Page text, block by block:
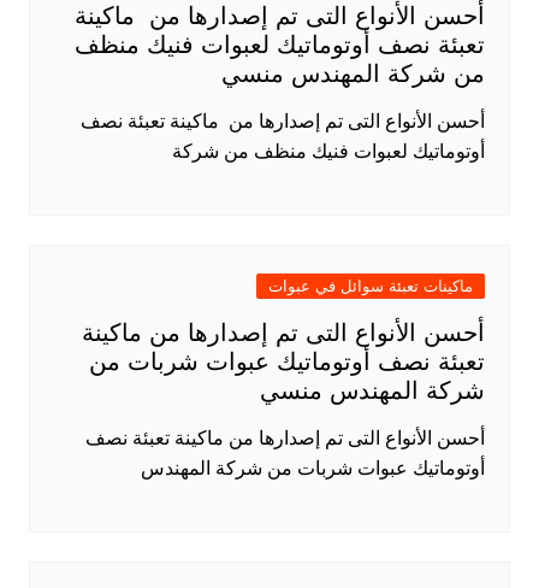
أحسن الأنواع التى تم إصدارها من ماكينة
تعبئة نصف أوتوماتيك لعبوات فنيك منظف
من شركة المهندس منسي
أحسن الأنواع التى تم إصدارها من ماكينة تعبئة نصف
أوتوماتيك لعبوات فنيك منظف من شركة
ماكينات تعبئة سوائل في عبوات
أحسن الأنواع التى تم إصدارها من ماكينة
تعبئة نصف أوتوماتيك عبوات شربات من
شركة المهندس منسي
أحسن الأنواع التى تم إصدارها من ماكينة تعبئة نصف
أوتوماتيك عبوات شربات من شركة المهندس